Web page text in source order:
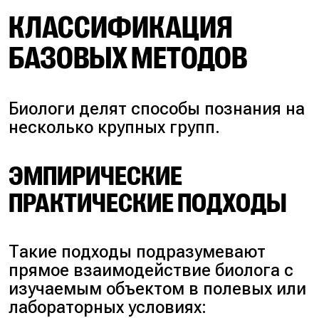
КЛАССИФИКАЦИЯ
БАЗОВЫХ МЕТОДОВ
Биологи делят способы познания на
несколько крупных групп.
ЭМПИРИЧЕСКИЕ
ПРАКТИЧЕСКИЕ ПОДХОДЫ
Такие подходы подразумевают
прямое взаимодействие биолога с
изучаемым объектом в полевых или
лабораторных условиях: